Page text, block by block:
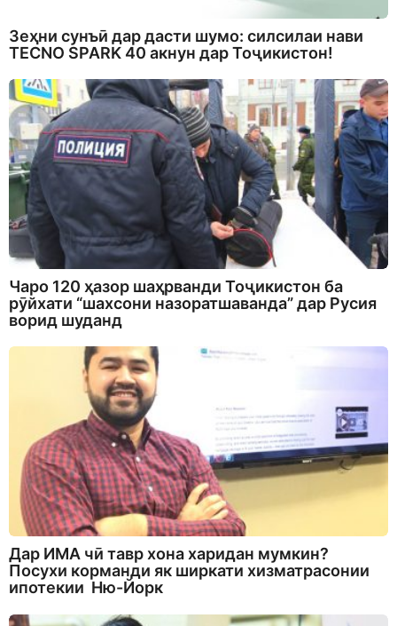
Зеҳни сунъӣ дар дасти шумо: силсилаи нави
TECNO SPARK 40 акнун дар Тоҷикистон!
Чаро 120 ҳазор шаҳрванди Тоҷикистон ба
рӯйхати “шахсони назоратшаванда” дар Русия
ворид шуданд
Дар ИМА чӣ тавр хона харидан мумкин?
Посухи корманди як ширкати хизматрасонии
ипотекии Ню-Йорк